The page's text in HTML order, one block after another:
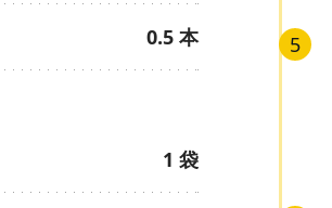
0.5 本
1 袋
5